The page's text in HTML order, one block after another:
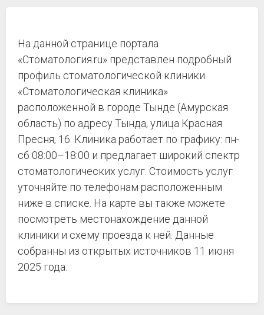
На данной странице портала
«Стоматология.ru» представлен подробный
профиль стоматологической клиники
«Стоматологическая клиника»
расположенной в городе Тынде (Амурская
область) по адресу Тында, улица Красная
Пресня, 16. Клиника работает по графику: пн-
сб 08:00–18:00 и предлагает широкий спектр
стоматологических услуг. Стоимость услуг
уточняйте по телефонам расположенным
ниже в списке. На карте вы также можете
посмотреть местонахождение данной
клиники и схему проезда к ней. Данные
собранны из открытых источников 11 июня
2025 года.